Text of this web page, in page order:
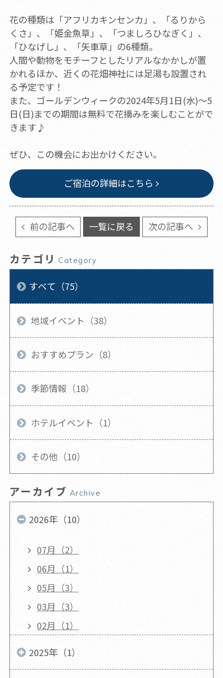
花の種類は「アフリカキンセンカ」、「るりから
くさ」、「姫金魚草」、「つましろひなぎく」、
「ひなげし」、「矢車草」の6種類。
人間や動物をモチーフとしたリアルなかかしが置
かれるほか、近くの花畑神社には足湯も設置され
る予定です！
また、ゴールデンウィークの2024年5月1日(水)～5
日(日)までの期間は無料で花摘みを楽しむことがで
きます♪
ぜひ、この機会にお出かけください。
ご宿泊の詳細はこちら
前の記事へ 一覧に戻る 次の記事へ
カテゴリ Category
すべて（75）
地域イベント（38）
おすすめプラン（8）
季節情報（18）
ホテルイベント（1）
その他（10）
アーカイブ Archive
2026年（10）
07月（2）
06月（1）
05月（3）
03月（3）
02月（1）
2025年（1）